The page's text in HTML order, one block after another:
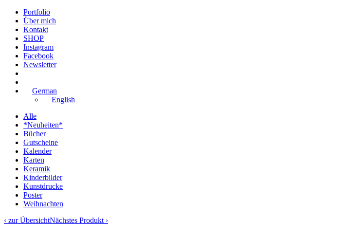
Portfolio
Über mich
Kontakt
SHOP
Instagram
Facebook
Newsletter
German
English
Alle
*Neuheiten*
Bücher
Gutscheine
Kalender
Karten
Keramik
Kinderbilder
Kunstdrucke
Poster
Weihnachten
‹ zur ÜbersichtNächstes Produkt ›